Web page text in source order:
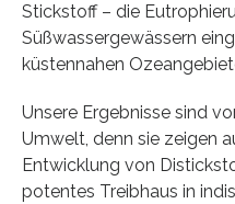
Stickstoff – die
Süßwassergewässern
küstennahen
Unsere Ergebnisse sind
Umwelt, denn sie zeigen
Entwicklung von
potentes Treibhaus in